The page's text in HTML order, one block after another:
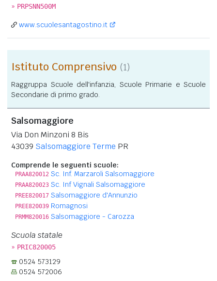
» PRPSNN500M
www.scuolesantagostino.it
Istituto Comprensivo (1)
Raggruppa Scuole dell'infanzia, Scuole Primarie e Scuole
Secondarie di primo grado.
Salsomaggiore
Via Don Minzoni 8 Bis
43039 Salsomaggiore Terme PR
Comprende le seguenti scuole:
PRAA820012 Sc. Inf. Marzaroli Salsomaggiore
PRAA820023 Sc. Inf Vignali Salsomaggiore
PREE820017 Salsomaggiore d'Annunzio
PREE820039 Romagnosi
PRMM820016 Salsomaggiore - Carozza
Scuola statale
» PRIC820005
0524 573129
0524 572006